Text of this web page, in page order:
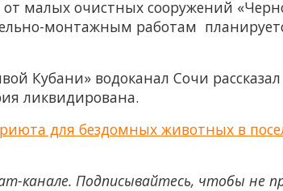
малых очистных сооружений
монтажным работам
Кубани» водоканал Сочи
ликвидирована.
для бездомных животных в
канале. Подписывайтесь, чтобы не